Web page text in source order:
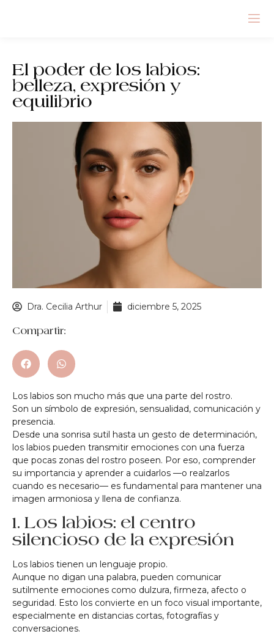
El poder de los labios:
belleza, expresión y
equilibrio
Dra. Cecilia Arthur diciembre 5, 2025
Compartir:
Los labios son mucho más que una parte del rostro.
Son un símbolo de expresión, sensualidad, comunicación y
presencia.
Desde una sonrisa sutil hasta un gesto de determinación,
los labios pueden transmitir emociones con una fuerza
que pocas zonas del rostro poseen. Por eso, comprender
su importancia y aprender a cuidarlos —o realzarlos
cuando es necesario— es fundamental para mantener una
imagen armoniosa y llena de confianza.
1. Los labios: el centro
silencioso de la expresión
Los labios tienen un lenguaje propio.
Aunque no digan una palabra, pueden comunicar
sutilmente emociones como dulzura, firmeza, afecto o
seguridad. Esto los convierte en un foco visual importante,
especialmente en distancias cortas, fotografías y
conversaciones.